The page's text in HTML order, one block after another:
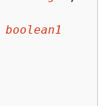
boolean1